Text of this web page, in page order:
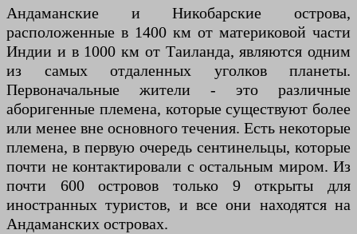
Андаманские и Никобарские острова,
расположенные в 1400 км от материковой части
Индии и в 1000 км от Таиланда, являются одним
из самых отдаленных уголков планеты.
Первоначальные жители - это различные
аборигенные племена, которые существуют более
или менее вне основного течения. Есть некоторые
племена, в первую очередь сентинельцы, которые
почти не контактировали с остальным миром. Из
почти 600 островов только 9 открыты для
иностранных туристов, и все они находятся на
Андаманских островах.